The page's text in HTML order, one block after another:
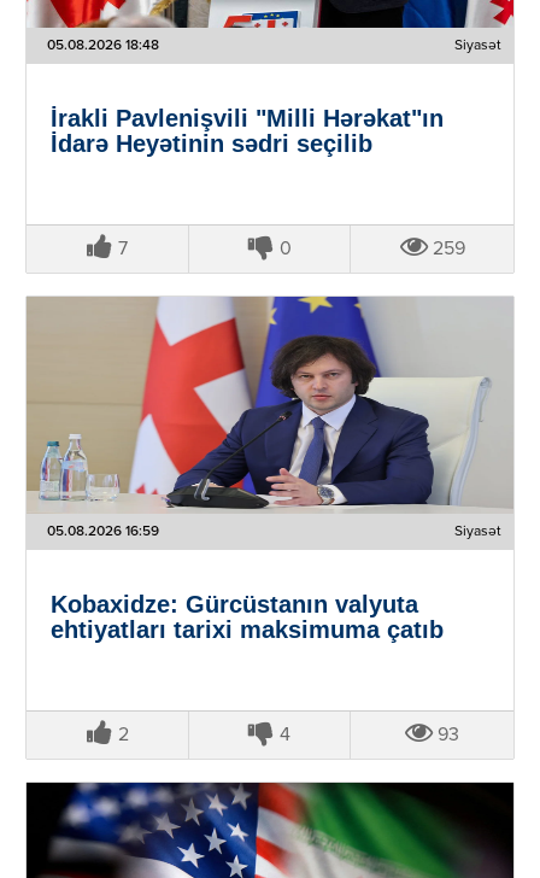
05.08.2026 18:48 Siyasət
İrakli Pavlenişvili "Milli Hərəkat"ın
İdarə Heyətinin sədri seçilib
7 0 259
05.08.2026 16:59 Siyasət
Kobaxidze: Gürcüstanın valyuta
ehtiyatları tarixi maksimuma çatıb
2 4 93